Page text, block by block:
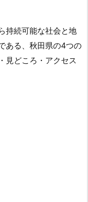
持続可能な社会と地
ある、秋田県の4つの
見どころ・アクセス